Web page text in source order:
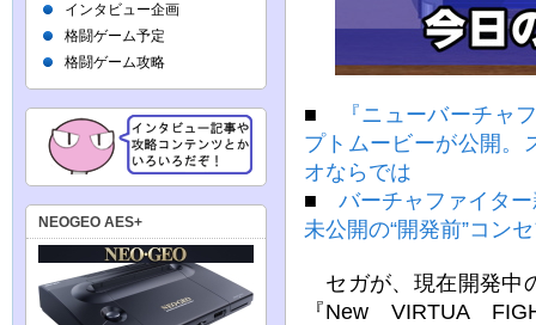
■
『ニューバーチャ
プトムービーが公開。
オならでは
■ バーチャファイタ
未公開の“開発前”コン
セガが、現在開発中
『New VIRTUA
インタビュー企画
格闘ゲーム予定
格闘ゲーム攻略
NEOGEO AES+